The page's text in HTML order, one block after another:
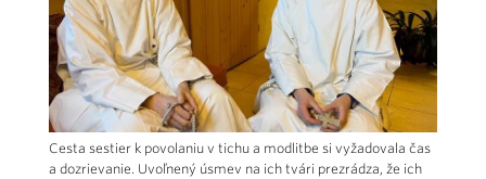
Cesta sestier k povolaniu v tichu a modlitbe si vyžadovala čas
a dozrievanie. Uvoľnený úsmev na ich tvári prezrádza, že ich